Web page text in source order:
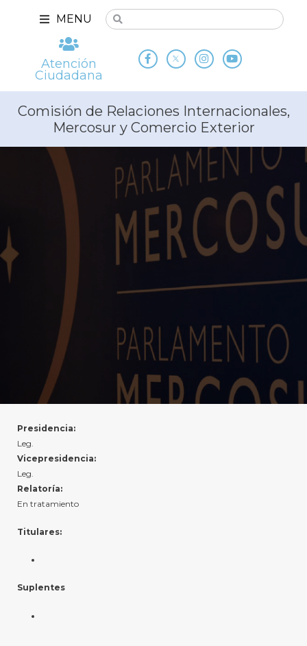
MENU
Atención
Ciudadana
Comisión de Relaciones Internacionales,
Mercosur y Comercio Exterior
Presidencia:
Leg.
Vicepresidencia:
Leg.
Relatoría:
En tratamiento
Titulares:
Suplentes